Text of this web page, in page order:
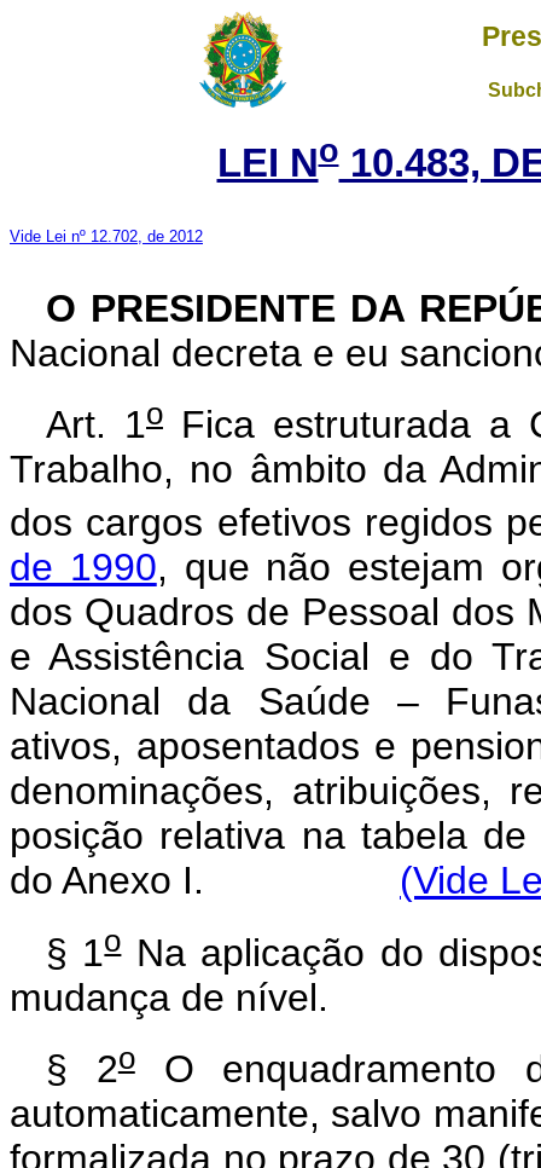
LEI No10.483,
Vide Lei nº 12.702, de 2012
O PRESIDENTE DA
Nacional decreta e eu
Art. 1o Fica estruturada a
Trabalho, no âmbito da
dos cargos efetivos regidos
de 1990, que não estejam
dos Quadros de Pessoal dos
e Assistência Social e do
Nacional da Saúde –
ativos, aposentados e
denominações, atribuições,
posição relativa na tabela
do Anexo I. (Vide
§ 1oNa aplicação do
mudança de nível.
§ 2oO enquadramento
automaticamente, salvo
formalizada no prazo de 30